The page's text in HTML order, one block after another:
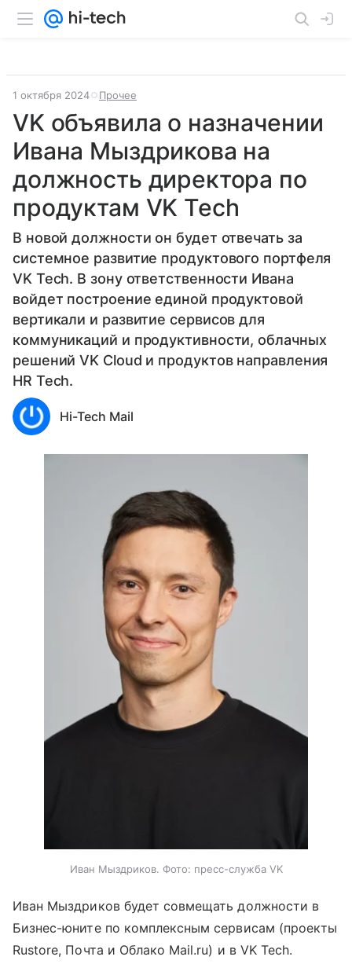
1 октября 2024 Прочее
VK объявила о назначении
Ивана Мыздрикова на
должность директора по
продуктам VK Tech
В новой должности он будет отвечать за
системное развитие продуктового портфеля
VK Tech. В зону ответственности Ивана
войдет построение единой продуктовой
вертикали и развитие сервисов для
коммуникаций и продуктивности, облачных
решений VK Cloud и продуктов направления
HR Tech.
Hi-Tech Mail
Иван Мыздриков. Фото: пресс-служба VK
Иван Мыздриков будет совмещать должности в
Бизнес-юните по комплексным сервисам (проекты
Rustore, Почта и Облако Mail.ru) и в VK Tech.